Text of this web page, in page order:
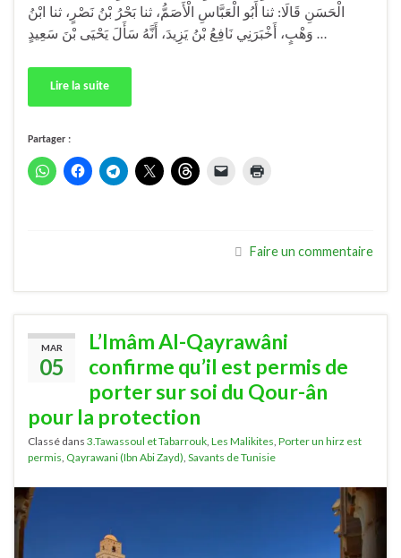
الْحَسَنِ قَالَا: ثنا أَبُو الْعَبَّاسِ الْأَصَمُّ، ثنا بَحْرُ بْنُ نَصْرٍ، ثنا ابْنُ
وَهْبٍ، أَخْبَرَنِي نَافِعُ بْنُ يَزِيدَ، أَنَّهُ سَأَلَ يَحْيَى بْنَ سَعِيدٍ …
Lire la suite
Partager :
Faire un commentaire
MAR
05
L’Imâm Al-Qayrawâni
confirme qu’il est permis de
porter sur soi du Qour-ân
pour la protection
Classé dans 3.Tawassoul et Tabarrouk, Les Malikites, Porter un hirz est
permis, Qayrawani (Ibn Abi Zayd), Savants de Tunisie